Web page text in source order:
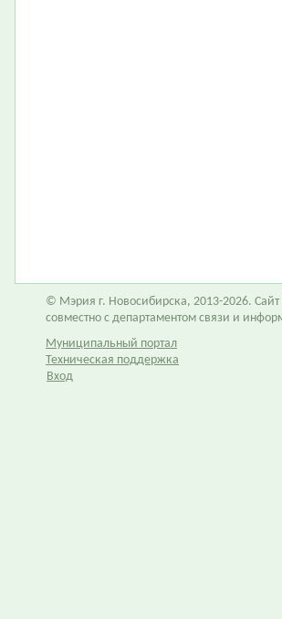
© Мэрия г. Новосибирска, 2013-2026.
совместно с департаментом связи и
Муниципальный портал
Техническая поддержка
Вход